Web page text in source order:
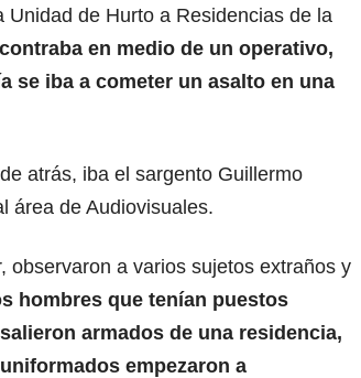
Unidad de Hurto a Residencias de la
en medio de un operativo,
se iba a cometer un asalto en una
atrás, iba el sargento Guillermo
área de Audiovisuales.
observaron a varios sujetos extraños y
hombres que tenían puestos
armados de una residencia,
empezaron a